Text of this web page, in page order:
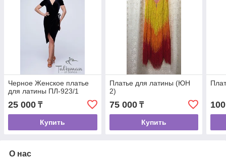
Черное Женское платье
для латины ПЛ-923/1
25 000 ₸
Купить
Платье для латины (ЮН
2)
75 000₸
Купить
О нас